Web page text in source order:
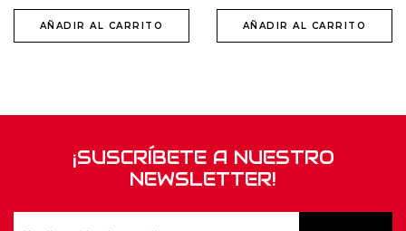
AÑADIR AL CARRITO AÑADIR AL CARRITO
¡SUSCRÍBETE A NUESTRO
NEWSLETTER!